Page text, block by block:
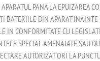
PANA LA EPUIZAREA
BATERIILE DIN APARAT
IN CONFORMITATE CU
SPECIAL AMENAJATE SAU
AUTORIZAT ORI LA